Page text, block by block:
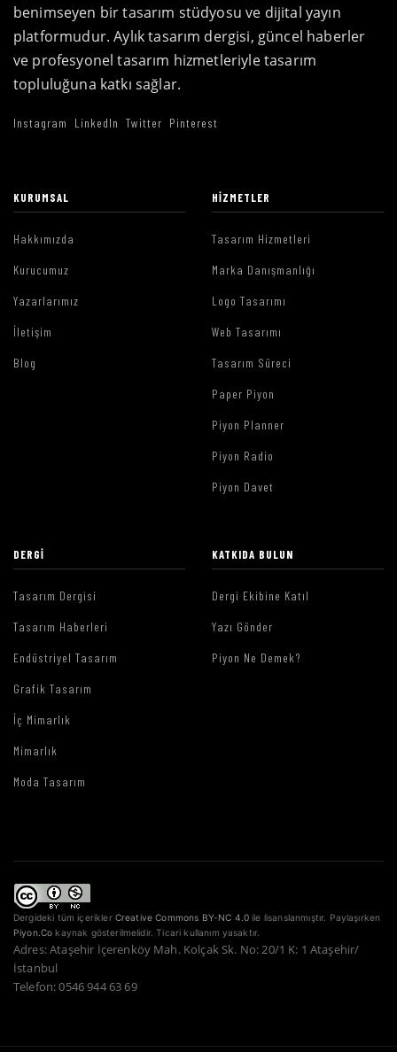
benimseyen bir tasarım stüdyosu ve dijital yayın
platformudur. Aylık tasarım dergisi, güncel haberler
ve profesyonel tasarım hizmetleriyle tasarım
topluluğuna katkı sağlar.
Instagram LinkedIn Twitter Pinterest
KURUMSAL
Hakkımızda
Kurucumuz
Yazarlarımız
İletişim
Blog
HIZMETLER
Tasarım Hizmetleri
Marka Danışmanlığı
Logo Tasarımı
Web Tasarımı
Tasarım Süreci
Paper Piyon
Piyon Planner
Piyon Radio
Piyon Davet
DERGI
Tasarım Dergisi
Tasarım Haberleri
Endüstriyel Tasarım
Grafik Tasarım
İç Mimarlık
Mimarlık
Moda Tasarım
KATKIDA BULUN
Dergi Ekibine Katıl
Yazı Gönder
Piyon Ne Demek?
Dergideki tüm içerikler Creative Commons BY-NC 4.0 ile lisanslanmıştır. Paylaşırken
Piyon.Co kaynak gösterilmelidir. Ticari kullanım yasaktır.
Adres: Ataşehir İçerenköy Mah. Kolçak Sk. No: 20/1 K: 1 Ataşehir/
İstanbul
Telefon: 0546 944 63 69